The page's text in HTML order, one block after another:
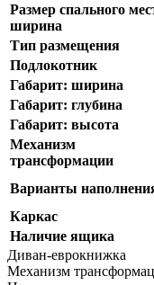
Размер спального
ширина
Тип размещения
Подлокотник
Габарит: ширина
Габарит: глубина
Габарит: высота
Механизм
трансформации
Варианты
Каркас
Наличие ящика
Диван-еврокнижка
Механизм